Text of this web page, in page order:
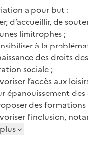
a pour but :
d’accueillir, de
limitrophes ;
à la
des droits
sociale ;
l’accès aux
épanouissement
des
l'inclusion,